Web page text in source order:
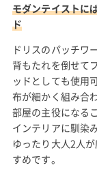
モダンテイストに
ド
ドリスのパッチワ
背もたれを倒せて
ッドとしても使用
布が細かく組み合
部屋の主役になる
インテリアに馴染
ゆったり大人2人
すめです。